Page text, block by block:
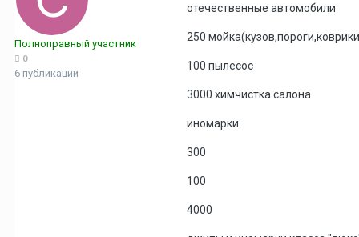
Полноправный участник
0
6 публикаций
отечественные автомобили
250
100 пылесос
3000 химчистка салона
иномарки
300
100
4000